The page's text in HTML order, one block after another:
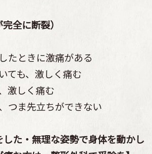
全に断裂）
たときに激痛がある
ても、激しく痛む
激しく痛む
つま先立ちができない
した・無理な姿勢で身体を動かし